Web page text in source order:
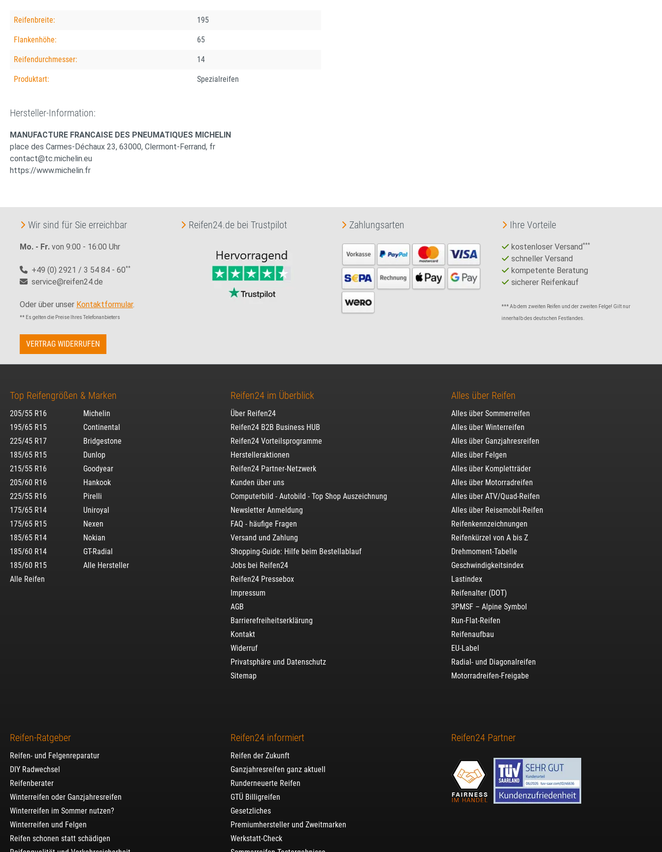
Reifenbreite: 195
Flankenhöhe: 65
Reifendurchmesser: 14
Produktart: Spezialreifen
Hersteller-Information:
MANUFACTURE FRANCAISE DES PNEUMATIQUES MICHELIN
place des Carmes-Déchaux 23, 63000, Clermont-Ferrand, fr
contact@tc.michelin.eu
https://www.michelin.fr
Wir sind für Sie erreichbar
Mo. - Fr. von 9:00 - 16:00 Uhr
+49 (0) 2921 / 3 54 84 - 60**
service@reifen24.de
Oder über unser Kontaktformular.
** Es gelten die Preise Ihres Telefonanbieters
VERTRAG WIDERRUFEN
Reifen24.de bei Trustpilot Zahlungsarten Ihre Vorteile
kostenloser Versand***
schneller Versand
kompetente Beratung
sicherer Reifenkauf
*** Ab dem zweiten Reifen und der zweiten Felge! Gilt nur
innerhalb des deutschen Festlandes.
Top Reifengrößen & Marken
205/55 R16
195/65 R15
225/45 R17
185/65 R15
215/55 R16
205/60 R16
225/55 R16
175/65 R14
175/65 R15
185/65 R14
185/60 R14
185/60 R15
Alle Reifen
Michelin
Continental
Bridgestone
Dunlop
Goodyear
Hankook
Pirelli
Uniroyal
Nexen
Nokian
GT-Radial
Alle Hersteller
Reifen24 im Überblick
Über Reifen24
Reifen24 B2B Business HUB
Reifen24 Vorteilsprogramme
Herstelleraktionen
Reifen24 Partner-Netzwerk
Kunden über uns
Computerbild - Autobild - Top Shop Auszeichnung
Newsletter Anmeldung
FAQ - häufige Fragen
Versand und Zahlung
Shopping-Guide: Hilfe beim Bestellablauf
Jobs bei Reifen24
Reifen24 Pressebox
Impressum
AGB
Barrierefreiheitserklärung
Kontakt
Widerruf
Privatsphäre und Datenschutz
Sitemap
Alles über Reifen
Alles über Sommerreifen
Alles über Winterreifen
Alles über Ganzjahresreifen
Alles über Felgen
Alles über Kompletträder
Alles über Motorradreifen
Alles über ATV/Quad-Reifen
Alles über Reisemobil-Reifen
Reifenkennzeichnungen
Reifenkürzel von A bis Z
Drehmoment-Tabelle
Geschwindigkeitsindex
Lastindex
Reifenalter (DOT)
3PMSF – Alpine Symbol
Run-Flat-Reifen
Reifenaufbau
EU-Label
Radial- und Diagonalreifen
Motorradreifen-Freigabe
Reifen-Ratgeber
Reifen- und Felgenreparatur
DIY Radwechsel
Reifenberater
Winterreifen oder Ganzjahresreifen
Winterreifen im Sommer nutzen?
Winterreifen und Felgen
Reifen schonen statt schädigen
Reifen24 informiert
Reifen der Zukunft
Ganzjahresreifen ganz aktuell
Runderneuerte Reifen
GTÜ Billigreifen
Gesetzliches
Premiumhersteller und Zweitmarken
Werkstatt-Check
Reifen24 Partner